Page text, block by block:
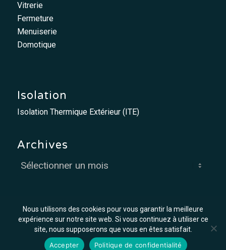
Vitrerie
Fermeture
Menuiserie
Domotique
Isolation
Isolation Thermique Extérieur (ITE)
Archives
© MCO - Mis à flot parGraph'in !
Offres d’emploi
Mentions légales
Nous utilisons des cookies pour vous garantir la meilleure
expérience sur notre site web. Si vous continuez à utiliser ce
site, nous supposerons que vous en êtes satisfait.
Accepter
Politique de confidentialité